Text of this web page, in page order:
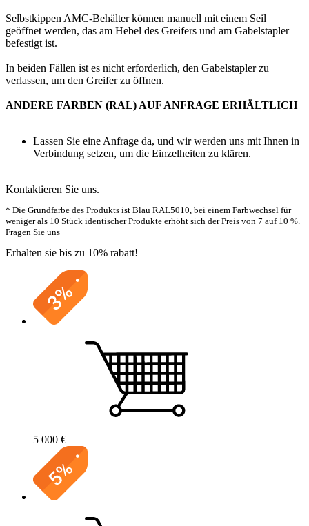
Selbstkippen AMC-Behälter können manuell mit einem Seil
geöffnet werden, das am Hebel des Greifers und am Gabelstapler
befestigt ist.
In beiden Fällen ist es nicht erforderlich, den Gabelstapler zu
verlassen, um den Greifer zu öffnen.
ANDERE FARBEN (RAL) AUF ANFRAGE ERHÄLTLICH
Lassen Sie eine Anfrage da, und wir werden uns mit Ihnen in
Verbindung setzen, um die Einzelheiten zu klären.
Kontaktieren Sie uns.
* Die Grundfarbe des Produkts ist Blau RAL5010, bei einem Farbwechsel für
weniger als 10 Stück identischer Produkte erhöht sich der Preis von 7 auf 10 %.
Fragen Sie uns
Erhalten sie bis zu 10% rabatt!
5 000 €